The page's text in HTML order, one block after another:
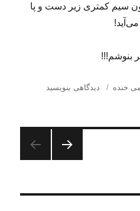
سیم کمتری زیر دست و پا
بنوشم!!!
خنده
برای
دیدگاهی بنویسید